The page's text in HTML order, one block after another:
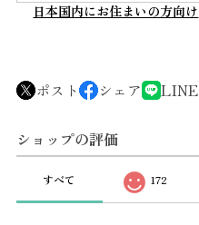
日本国内にお住まいの方向け
ポスト シェア LINE
ショップの評価
すべて 172